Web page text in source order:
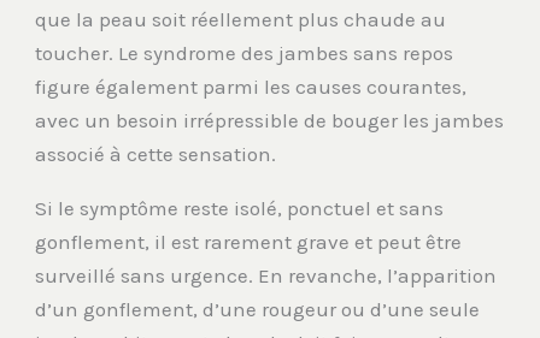
que la peau soit réellement plus chaude au
toucher. Le syndrome des jambes sans repos
figure également parmi les causes courantes,
avec un besoin irrépressible de bouger les jambes
associé à cette sensation.
Si le symptôme reste isolé, ponctuel et sans
gonflement, il est rarement grave et peut être
surveillé sans urgence. En revanche, l’apparition
d’un gonflement, d’une rougeur ou d’une seule